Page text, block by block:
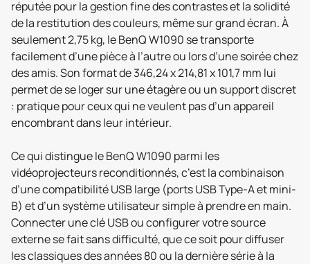
réputée pour la gestion fine des contrastes et la solidité
de la restitution des couleurs, même sur grand écran. À
seulement 2,75 kg, le BenQ W1090 se transporte
facilement d’une pièce à l’autre ou lors d’une soirée chez
des amis. Son format de 346,24 x 214,81 x 101,7 mm lui
permet de se loger sur une étagère ou un support discret
: pratique pour ceux qui ne veulent pas d’un appareil
encombrant dans leur intérieur.
Ce qui distingue le BenQ W1090 parmi les
vidéoprojecteurs reconditionnés, c’est la combinaison
d’une compatibilité USB large (ports USB Type-A et mini-
B) et d’un système utilisateur simple à prendre en main.
Connecter une clé USB ou configurer votre source
externe se fait sans difficulté, que ce soit pour diffuser
les classiques des années 80 ou la dernière série à la